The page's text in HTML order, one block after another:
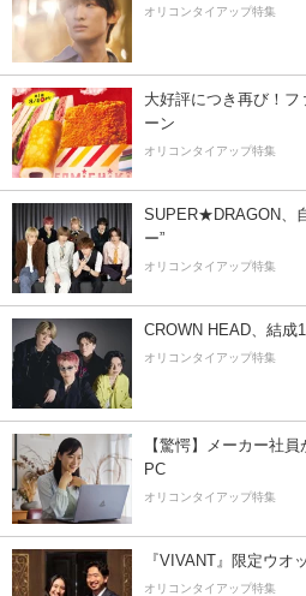
オリコンタイアップ特集
大好評につき再び！
ーン
オリコンタイアップ特集
SUPER★DRAGON、
ー”
オリコンタイアップ特集
CROWN HEAD、結成
オリコンタイアップ特集
【驚愕】メーカー社
PC
オリコンタイアップ特集
『VIVANT』限定ウオ
オリコンタイアップ特集